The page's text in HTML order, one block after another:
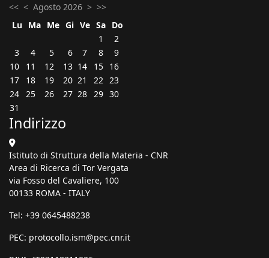
<< < Agosto 2026 > >>
Lu Ma Me Gi Ve Sa Do
1
2
3
4 5 6 7 8
9
10
11 12 13 14 15 16
17
18 19 20 21 22 23
24 25 26 27 28 29 30
31
Indirizzo
Istituto di Struttura della Materia - CNR
Area di Ricerca di Tor Vergata
via Fosso del Cavaliere, 100
00133 ROMA - ITALY
Tel: +39 0645488238
PEC: protocollo.ism@pec.cnr.it